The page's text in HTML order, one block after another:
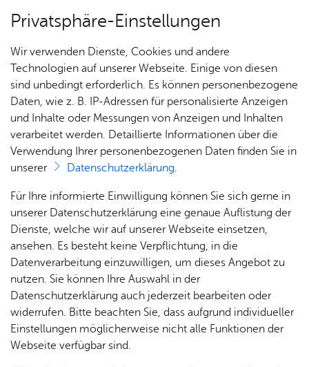
Ver­an­stal­tun­gen
Nach­rich­ten
Vor­le­sen
Mitt­woch, 08. April 2026
Alexander Haller neuer Leiter
Im Sport- und Freizeitbad können jetzt schon die
Saisonkarten für die Freibäder gekauft werden.
Privatsphäre-Einstellungen
Wir verwenden Dienste, Cookies und andere
Technologien auf unserer Webseite. Einige von diesen
sind unbedingt erforderlich. Es können personenbezogene
Daten, wie z. B. IP-Adressen für personalisierte Anzeigen
und Inhalte oder Messungen von Anzeigen und Inhalten
verarbeitet werden. Detaillierte Informationen über die
Verwendung Ihrer personenbezogenen Daten finden Sie in
unserer
Datenschutzerklärung.
Für Ihre informierte Einwilligung können Sie sich gerne in
unserer Datenschutzerklärung eine genaue Auflistung der
Dienste, welche wir auf unserer Webseite einsetzen,
ansehen. Es besteht keine Verpflichtung, in die
Datenverarbeitung einzuwilligen, um dieses Angebot zu
nutzen. Sie können Ihre Auswahl in der
Datenschutzerklärung auch jederzeit bearbeiten oder
widerrufen. Bitte beachten Sie, dass aufgrund individueller
Einstellungen möglicherweise nicht alle Funktionen der
Webseite verfügbar sind.